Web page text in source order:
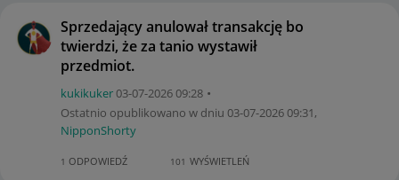
Sprzedający anulował transakcję bo
twierdzi, że za tanio wystawił
przedmiot.
kukikuker‎03-07-202609:28
Ostatnio opublikowano w dniu ‎03-07-202609:31,
NipponShorty
1 ODPOWIEDŹ 101 WYŚWIETLEŃ